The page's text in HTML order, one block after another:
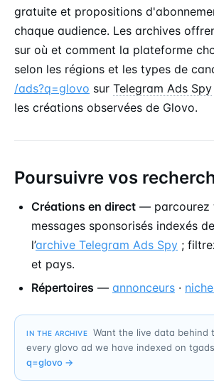
gratuite et propositions
chaque audience. Les archives
sur où et comment la plateforme
selon les régions et les types de
/ads?q=glovo sur Telegram Ads Spy
les créations observées de Glovo.
Poursuivre vos
Créations en direct — parcourez
messages sponsorisés indexés
l’archive Telegram Ads Spy ;
et pays.
Répertoires — annonceurs ·
IN THE ARCHIVE
Want the live data behind
every glovo ad we have indexed on
q=glovo →